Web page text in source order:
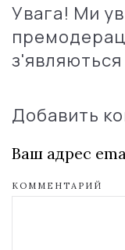
Увага! Ми
Добавить
Ваш адрес
КОММЕНТАРИЙ